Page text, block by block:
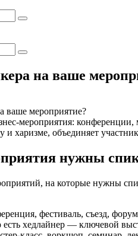
на ваше
мероприятия: конференции,
и харизме, объединяет
нужны
на которые нужны
фестиваль, съезд,
есть хедлайнер — ключевой